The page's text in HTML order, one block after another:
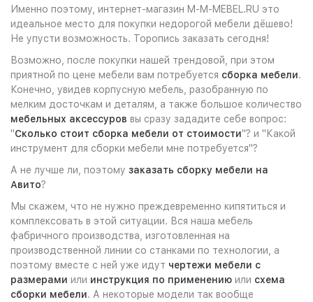
Именно поэтому, интернет-магазин M-M-MEBEL.RU это
идеальное место для покупки недорогой мебели дёшево!
Не упусти возможность. Торопись заказать сегодня!
Возможно, после покупки нашей трендовой, при этом
приятной по цене мебели вам потребуется сборка мебели.
Конечно, увидев корпусную мебель, разобранную по
мелким досточкам и деталям, а также большое количество
мебельных аксессуров вы сразу зададите себе вопрос:
"Сколько стоит сборка мебели от стоимости"? и "Какой
инструмент для сборки мебели мне потребуется"?
А не лучше ли, поэтому заказать сборку мебели на
Авито?
Мы скажем, что не нужно преждевременно кипятиться и
комплексовать в этой ситуации. Вся наша мебель
фабричного производства, изготовленная на
производственной линии со станками по технологии, а
поэтому вместе с ней уже идут чертежи мебели с
размерами или инструкция по применению или схема
сборки мебели. А некоторые модели так вообще